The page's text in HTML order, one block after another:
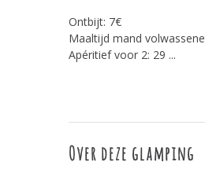
Ontbijt: 7€
Maaltijd mand
Apéritief voor 2: 29 ...
Over deze glamping